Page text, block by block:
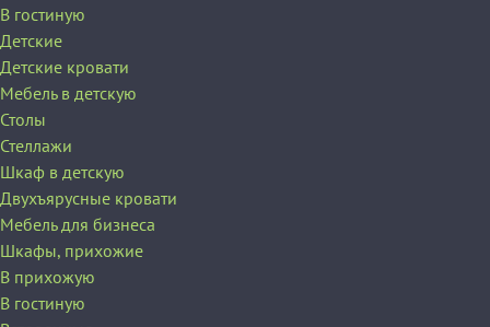
В гостиную
Детские
Детские кровати
Мебель в детскую
Столы
Стеллажи
Шкаф в детскую
Двухъярусные кровати
Мебель для бизнеса
Шкафы, прихожие
В прихожую
В гостиную